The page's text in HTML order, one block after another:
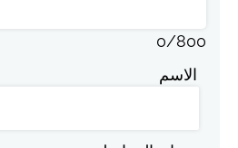
0/800
الاسم